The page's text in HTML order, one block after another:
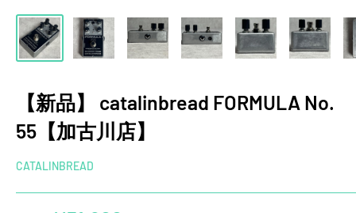
【新品】 catalinbread FORMULA No.
55【加古川店】
CATALINBREAD